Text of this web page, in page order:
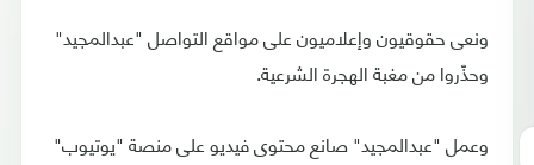
ونعى حقوقيون وإعلاميون على مواقع التواصل "عبدالمجيد"
وحذّروا من مغبة الهجرة الشرعية.
وعمل "عبدالمجيد" صانع محتوى فيديو على منصة "يوتيوب"